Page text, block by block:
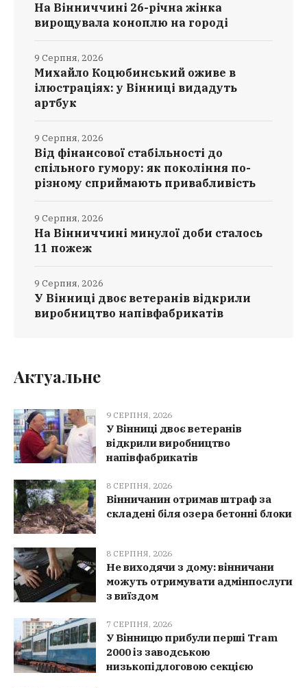
На Вінниччині 26-річна жінка
вирощувала коноплю на городі
Михайло Коцюбинський оживе в
ілюстраціях: у Вінниці видадуть
артбук
9 Серпня, 2026
Від фінансової стабільності до
спільного гумору: як покоління по-
різному сприймають привабливість
9 Серпня, 2026
На Вінниччині минулої доби сталось
11 пожеж
9 Серпня, 2026
У Вінниці двоє ветеранів відкрили
виробництво напівфабрикатів
9 Серпня, 2026
Актуальне
9 СЕРПНЯ, 2026
У Вінниці двоє ветеранів
відкрили виробництво
напівфабрикатів
8 СЕРПНЯ, 2026
Вінничанин отримав штраф за
складені біля озера бетонні блоки
8 СЕРПНЯ, 2026
Не виходячи з дому: вінничани
можуть отримувати адмінпослуги
з виїздом
7 СЕРПНЯ, 2026
У Вінницю прибули перші Tram
2000 із заводською
низькопідлоговою секцією